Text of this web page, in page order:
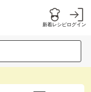
新着レシピログイン